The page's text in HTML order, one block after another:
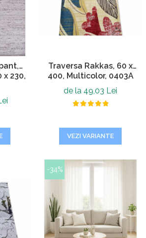
x 230,
Traversa Rakkas, 60 x
400, Multicolor, 0403A
de la 49,03 Lei
VEZI VARIANTE
-34%